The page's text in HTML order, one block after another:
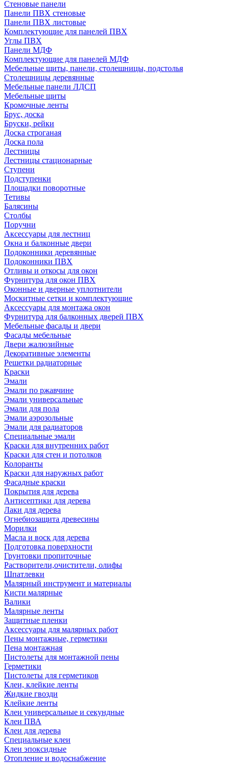
Стеновые панели
Панели ПВХ стеновые
Панели ПВХ листовые
Комплектующие для панелей ПВХ
Углы ПВХ
Панели МДФ
Комплектующие для панелей МДФ
Мебельные щиты, панели, столешницы, подстолья
Столешницы деревянные
Мебельные панели ЛДСП
Мебельные щиты
Кромочные ленты
Брус, доска
Бруски, рейки
Доска строганая
Доска пола
Лестницы
Лестницы стационарные
Ступени
Подступенки
Площадки поворотные
Тетивы
Балясины
Столбы
Поручни
Аксессуары для лестниц
Окна и балконные двери
Подоконники деревянные
Подоконники ПВХ
Отливы и откосы для окон
Фурнитура для окон ПВХ
Оконные и дверные уплотнители
Москитные сетки и комплектующие
Аксессуары для монтажа окон
Фурнитура для балконных дверей ПВХ
Мебельные фасады и двери
Фасады мебельные
Двери жалюзийные
Декоративные элементы
Решетки радиаторные
Краски
Эмали
Эмали по ржавчине
Эмали универсальные
Эмали для пола
Эмали аэрозольные
Эмали для радиаторов
Специальные эмали
Краски для внутренних работ
Краски для стен и потолков
Колоранты
Краски для наружных работ
Фасадные краски
Покрытия для дерева
Антисептики для дерева
Лаки для дерева
Огнебиозащита древесины
Морилки
Масла и воск для дерева
Подготовка поверхности
Грунтовки пропиточные
Растворители,очистители, олифы
Шпатлевки
Малярный инструмент и материалы
Кисти малярные
Валики
Малярные ленты
Защитные пленки
Аксессуары для малярных работ
Пены монтажные, герметики
Пена монтажная
Пистолеты для монтажной пены
Герметики
Пистолеты для герметиков
Клеи, клейкие ленты
Жидкие гвозди
Клейкие ленты
Клеи универсальные и секундные
Клеи ПВА
Клеи для дерева
Специальные клеи
Клеи эпоксидные
Отопление и водоснабжение